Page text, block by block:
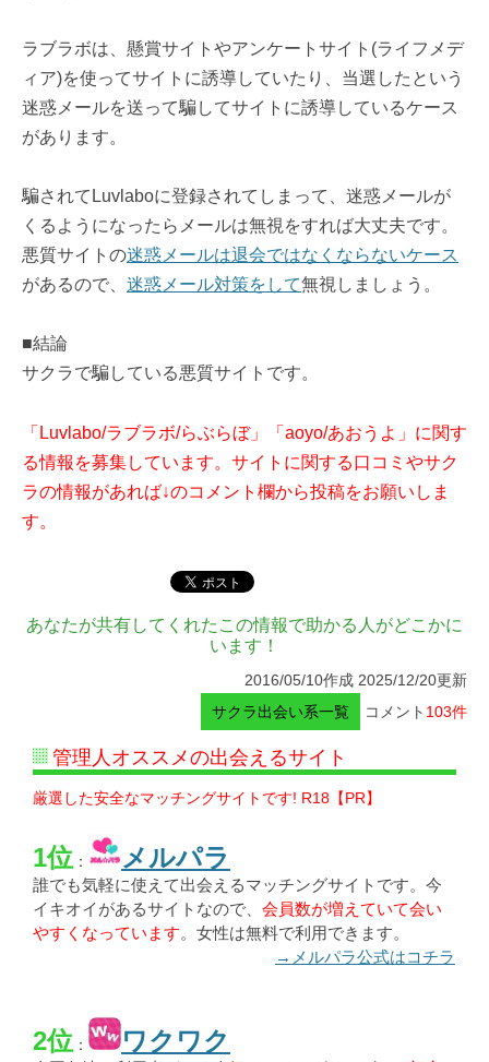
ラブラボは、懸賞サイトやアンケートサイト(ライフメデ
ィア)を使ってサイトに誘導していたり、当選したという
迷惑メールを送って騙してサイトに誘導しているケース
があります。
騙されてLuvlaboに登録されてしまって、迷惑メールが
くるようになったらメールは無視をすれば大丈夫です。
悪質サイトの迷惑メールは退会ではなくならないケース
があるので、 迷惑メール対策をして無視しましょう。
■結論
サクラで騙している悪質サイトです。
「Luvlabo/ラブラボ/らぶらぼ」「aoyo/あおうよ」に関す
る情報を募集しています。サイトに関する口コミやサク
ラの情報があれば↓のコメント欄から投稿をお願いしま
す。
あなたが共有してくれたこの情報で助かる人がどこかに
います！
2016/05/10作成 2025/12/20更新
サクラ出会い系一覧
コメント 103件
管理人オススメの出会えるサイト
厳選した安全なマッチングサイトです! R18【PR】
1位： メルパラ
誰でも気軽に使えて出会えるマッチングサイトです。今
イキオイがあるサイトなので、 会員数が増えていて会い
やすくなっています。女性は無料で利用できます。
→メルパラ公式はコチラ
2位： ワクワク